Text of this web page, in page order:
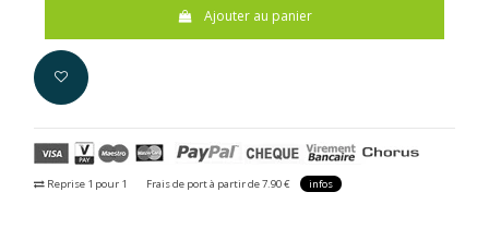
Ajouter au panier
Reprise 1 pour 1 Frais de port à partir de 7.90 € infos